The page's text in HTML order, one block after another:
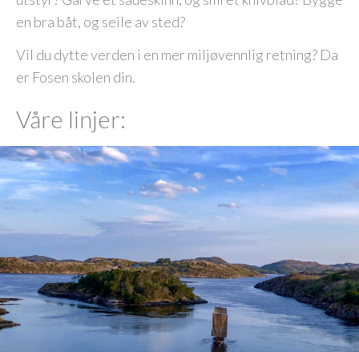
en bra båt, og seile av sted?
Vil du dytte verden i en mer miljøvennlig retning? Da
er Fosen skolen din.
Våre linjer: